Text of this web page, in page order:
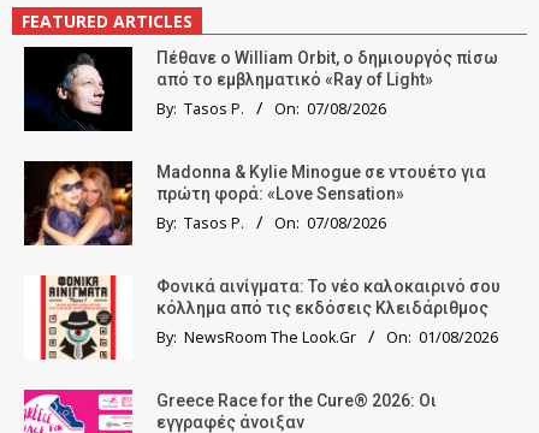
FEATURED ARTICLES
Πέθανε ο William Orbit, ο δημιουργός πίσω
από το εμβληματικό «Ray of Light»
By: Tasos P. On: 07/08/2026
Madonna & Kylie Minogue σε ντουέτο για
πρώτη φορά: «Love Sensation»
By: Tasos P. On: 07/08/2026
Φονικά αινίγματα: Το νέο καλοκαιρινό σου
κόλλημα από τις εκδόσεις Κλειδάριθμος
By: NewsRoom The Look.Gr On: 01/08/2026
Greece Race for the Cure® 2026: Οι
εγγραφές άνοιξαν